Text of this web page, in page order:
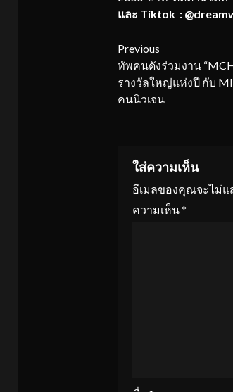
และ Tiktok :
Continue
Reading
Previous
ทัพคนดังร่วมงาน
รางวัลใหญ่แห่งปี กับ
คนนิวเจน
ใส่ความเห็น
อีเมลของคุณจะไม่
ความเห็น*